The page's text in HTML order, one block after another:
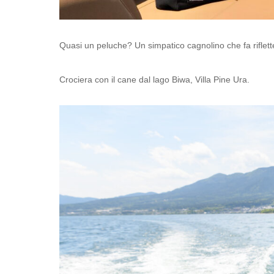
Quasi un peluche? Un simpatico cagnolino che fa
Crociera con il cane dal lago Biwa, Villa Pine Ura.